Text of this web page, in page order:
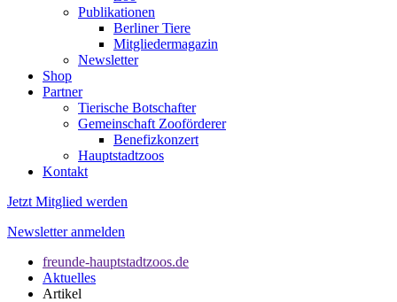
Publikationen
Berliner Tiere
Mitgliedermagazin
Newsletter
Shop
Partner
Tierische Botschafter
Gemeinschaft Zooförderer
Benefizkonzert
Hauptstadtzoos
Kontakt
Jetzt Mitglied werden
Newsletter anmelden
freunde-hauptstadtzoos.de
Aktuelles
Artikel